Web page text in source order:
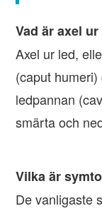
Vad är axel
Axel ur led,
(caput
ledpannan
smärta och
Vilka är
De vanligaste